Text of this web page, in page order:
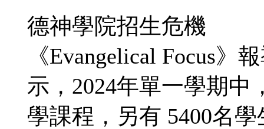
德神學院招生危機
《Evangelical Focus》
示，2024年單一學期中
學課程，另有 5400名